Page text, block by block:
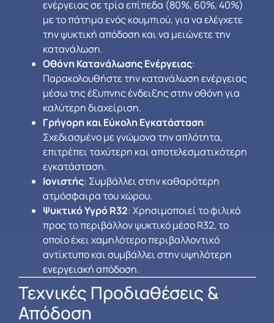
ενέργειας σε τρία επίπεδα (80%, 60%, 40%)
με το πάτημα ενός κουμπιού, για να ελέγχετε
την ψυκτική απόδοση και να μειώνετε την
κατανάλωση.
Οθόνη Κατανάλωσης Ενέργειας:
Παρακολουθήστε την κατανάλωση ενέργειας
μέσω της έξυπνης ένδειξης στην οθόνη για
καλύτερη διαχείριση.
Γρήγορη και Εύκολη Εγκατάσταση:
Σχεδιασμένο με γνώμονα την απλότητα,
επιτρέπει ταχύτερη και αποτελεσματικότερη
εγκατάσταση.
Ιονιστής: Συμβάλλει στην καθαρότερη
ατμόσφαιρα του χώρου.
Ψυκτικό Υγρό R32: Χρησιμοποιεί το φιλικό
προς το περιβάλλον ψυκτικό μέσο R32, το
οποίο έχει χαμηλότερο περιβαλλοντικό
αντίκτυπο και συμβάλλει στην υψηλότερη
ενεργειακή απόδοση.
Τεχνικές Προδιαθέσεις &
Απόδοση